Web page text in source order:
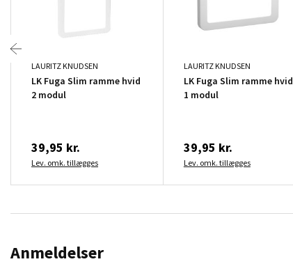
LAURITZ KNUDSEN
LK Fuga Slim ramme hvid
2 modul
39,95 kr.
Lev. omk. tillægges
LAURITZ KNUDSEN
LK Fuga Slim ramme hvid
1 modul
39,95 kr.
Lev. omk. tillægges
Anmeldelser